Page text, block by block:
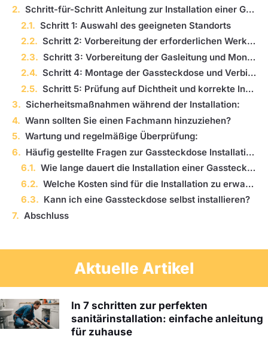
Schritt-für-Schritt Anleitung zur Installation einer Gassteckdose:
Schritt 1: Auswahl des geeigneten Standorts
Schritt 2: Vorbereitung der erforderlichen Werkzeuge und Materialien
Schritt 3: Vorbereitung der Gasleitung und Montage des Absperrventils
Schritt 4: Montage der Gassteckdose und Verbindung zur Gasleitung
Schritt 5: Prüfung auf Dichtheit und korrekte Installation
Sicherheitsmaßnahmen während der Installation:
Wann sollten Sie einen Fachmann hinzuziehen?
Wartung und regelmäßige Überprüfung:
Häufig gestellte Fragen zur Gassteckdose Installation:
Wie lange dauert die Installation einer Gassteckdose?
Welche Kosten sind für die Installation zu erwarten?
Kann ich eine Gassteckdose selbst installieren?
Abschluss
Aktuelle Artikel
In 7 schritten zur perfekten
sanitärinstallation: einfache anleitung
für zuhause